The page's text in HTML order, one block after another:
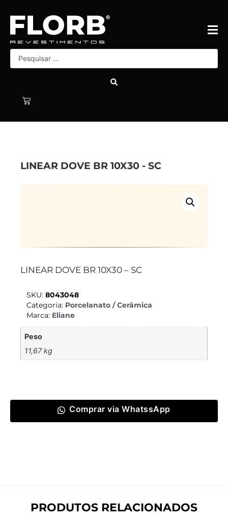
LINEAR DOVE BR 10X30 - SC
LINEAR DOVE BR 10X30 – SC
SKU: 8043048
Categoria: Porcelanato / Cerâmica
Marca: Eliane
Peso
11,67 kg
Comprar via WhatssApp
PRODUTOS RELACIONADOS